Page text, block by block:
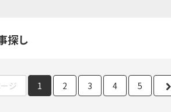
探し
ジ 1 2 3 4 5